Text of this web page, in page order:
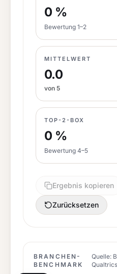
0 %
Bewertung 1–2
MITTELWERT
0.0
von 5
TOP-2-BOX
0 %
Bewertung 4–5
Ergebnis kopieren
Zurücksetzen
BRANCHEN-
BENCHMARK
Quelle: